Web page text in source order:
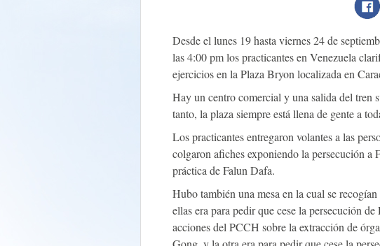
Desde el lunes 19 hasta viernes 24 de
las 4:00 pm los practicantes en Venezuela
ejercicios en la Plaza Bryon localizada en
Hay un centro comercial y una salida del tren
tanto, la plaza siempre está llena de gente a
Los practicantes entregaron volantes a las
colgaron afiches exponiendo la persecución a
práctica de Falun Dafa.
Hubo también una mesa en la cual se
ellas era para pedir que cese la persecución
acciones del PCCH sobre la extracción de